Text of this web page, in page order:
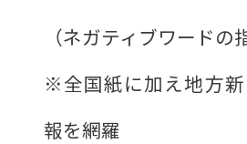
（ネガティブワードの
※全国紙に加え地方
報を網羅